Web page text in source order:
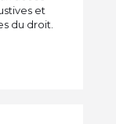
et
du droit.
dans un nouvel